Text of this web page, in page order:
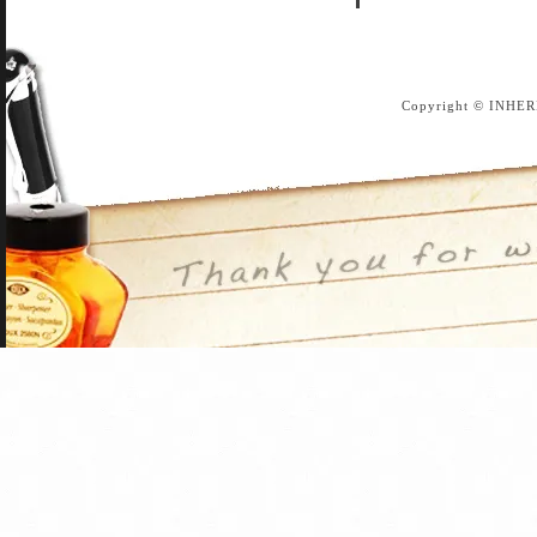
Copyright ©